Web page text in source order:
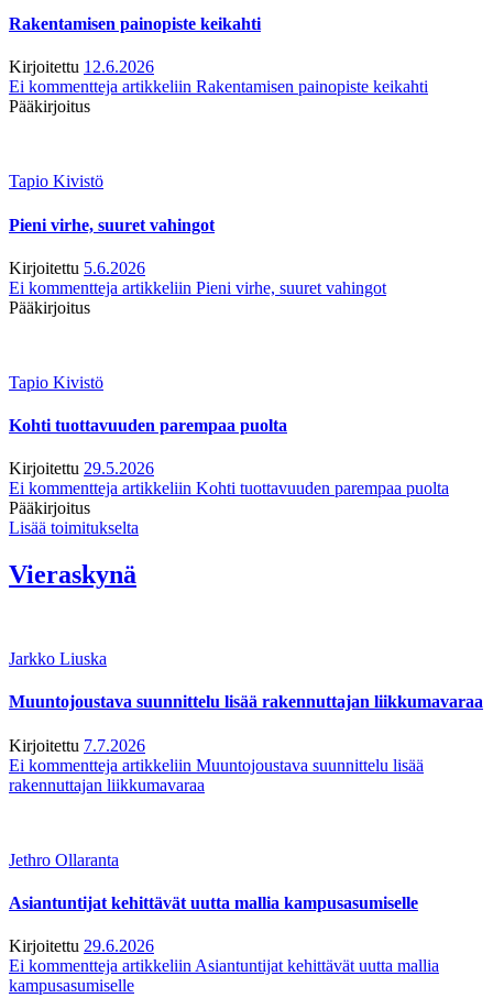
Rakentamisen painopiste keikahti
Kirjoitettu 12.6.2026
Ei kommentteja artikkeliin Rakentamisen painopiste keikahti
Pääkirjoitus
Tapio Kivistö
Pieni virhe, suuret vahingot
Kirjoitettu 5.6.2026
Ei kommentteja artikkeliin Pieni virhe, suuret vahingot
Pääkirjoitus
Tapio Kivistö
Kohti tuottavuuden parempaa puolta
Kirjoitettu 29.5.2026
Ei kommentteja artikkeliin Kohti tuottavuuden parempaa puolta
Pääkirjoitus
Lisää toimitukselta
Vieraskynä
Jarkko Liuska
Muuntojoustava suunnittelu lisää rakennuttajan liikkumavaraa
Kirjoitettu 7.7.2026
Ei kommentteja artikkeliin Muuntojoustava suunnittelu lisää
rakennuttajan liikkumavaraa
Jethro Ollaranta
Asiantuntijat kehittävät uutta mallia kampusasumiselle
Kirjoitettu 29.6.2026
Ei kommentteja artikkeliin Asiantuntijat kehittävät uutta mallia
kampusasumiselle